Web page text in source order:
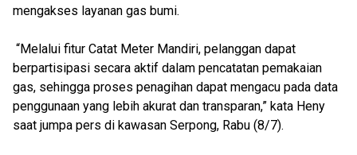
mengakses layanan gas bumi.
“Melalui fitur Catat Meter Mandiri, pelanggan dapat
berpartisipasi secara aktif dalam pencatatan pemakaian
gas, sehingga proses penagihan dapat mengacu pada data
penggunaan yang lebih akurat dan transparan,” kata Heny
saat jumpa pers di kawasan Serpong, Rabu (8/7).